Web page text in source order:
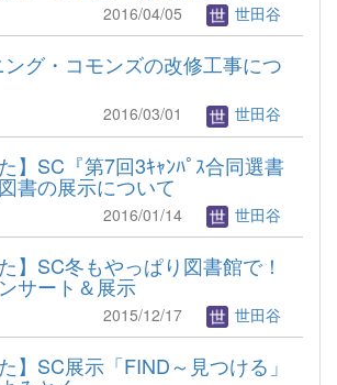
2016/04/05 世田谷
グ・コモンズの改修工事につ
2016/03/01 世田谷
】SC『第7回3ｷｬﾝﾊﾟｽ合同選書
書の展示について
2016/01/14 世田谷
】SC冬もやっぱり図書館で！
サート＆展示
2015/12/17 世田谷
】SC展示「FIND～見つける」